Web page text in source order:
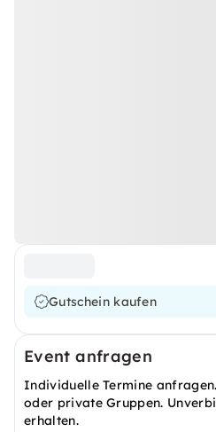
Gutschein kaufen
Event anfragen
Individuelle Termine
oder private Gruppen.
erhalten.